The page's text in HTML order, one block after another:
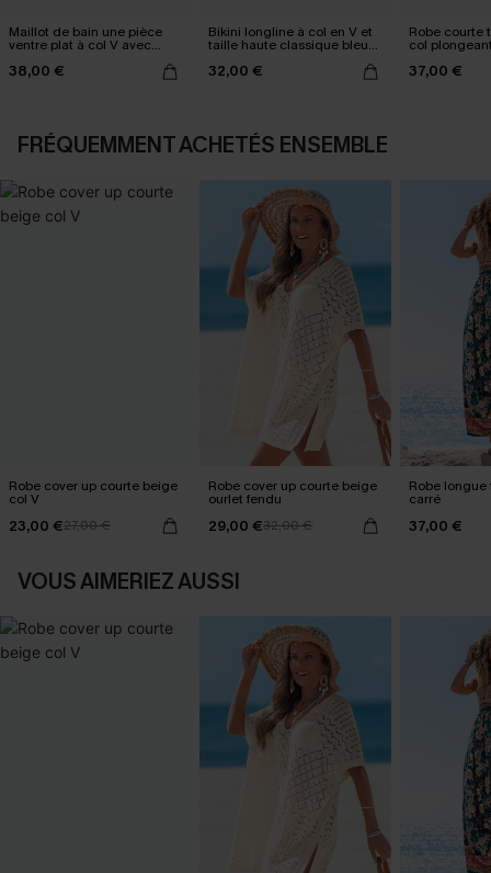
Maillot de bain une pièce
ventre plat à col V avec
Mesh power
38,00 €
Bikini longline à col en V et
taille haute classique bleu
32,00 €
Robe courte
col
manches
37,00 €
FRÉQUEMMENT ACHETÉS ENSEMBLE
Robe cover up courte beige
col V
23,00 €27,00 €
Robe cover up courte beige
ourlet fendu
29,00 €32,00 €
Robe
carré
37,00 €
VOUS AIMERIEZ AUSSI